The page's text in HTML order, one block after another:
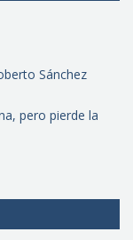
Sánchez
pero pierde la